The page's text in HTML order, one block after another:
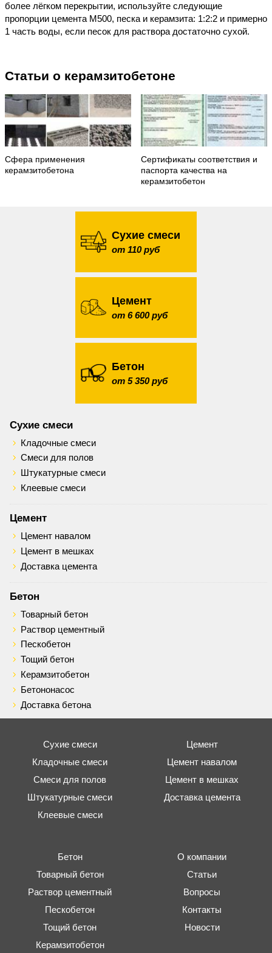
более лёгком перекрытии, используйте следующие
пропорции цемента М500, песка и керамзита: 1:2:2 и примерно
1 часть воды, если песок для раствора достаточно сухой.
Статьи о керамзитобетоне
Сфера применения
керамзитобетона
Сертификаты соответствия и
паспорта качества на
керамзитобетон
Сухие смеси
от 110 руб
Цемент
от 6 600 руб
Бетон
от 5 350 руб
Сухие смеси
Кладочные смеси
Смеси для полов
Штукатурные смеси
Клеевые смеси
Цемент
Цемент навалом
Цемент в мешках
Доставка цемента
Бетон
Товарный бетон
Раствор цементный
Пескобетон
Тощий бетон
Керамзитобетон
Бетононасос
Доставка бетона
Сухие смеси
Кладочные смеси
Смеси для полов
Штукатурные смеси
Клеевые смеси
Цемент
Цемент навалом
Цемент в мешках
Доставка цемента
Бетон
Товарный бетон
Раствор цементный
Пескобетон
Тощий бетон
Керамзитобетон
О компании
Статьи
Вопросы
Контакты
Новости